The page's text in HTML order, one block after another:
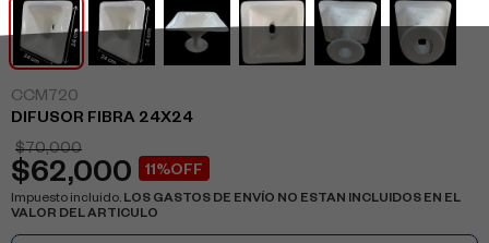
CCM720
DIFUSOR FIBRA 24X24
$70,000
$62,000 11%OFF
Impuesto incluido. LOS GASTOS DE ENVÍO NO ESTAN INCLUIDOS EN EL
VALOR DEL ARTICULO